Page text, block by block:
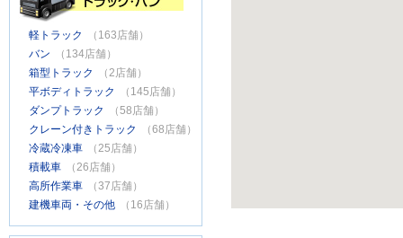
軽トラック
（163店舗）
バン
（134店舗）
箱型トラック
（2店舗）
平ボディトラック
（145店舗）
ダンプトラック
（58店舗）
クレーン付きトラック
（68店舗）
冷蔵冷凍車
（25店舗）
積載車
（26店舗）
高所作業車
（37店舗）
建機車両・その他
（16店舗）